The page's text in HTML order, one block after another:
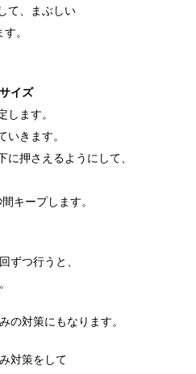
て、まぶしい
。
イズ
します。
いきます。
に押さえるようにして、
キープします。
ずつ行うと、
の対策にもなります。
対策をして